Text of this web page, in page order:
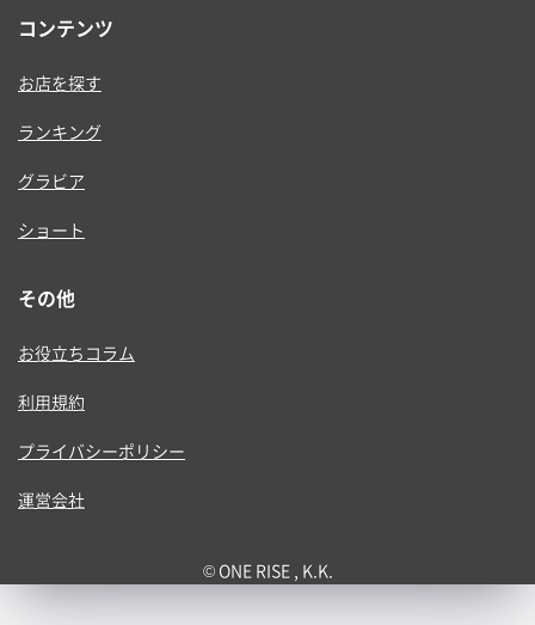
コンテンツ
お店を探す
ランキング
グラビア
ショート
その他
お役立ちコラム
利用規約
プライバシーポリシー
運営会社
© ONE RISE , K.K.